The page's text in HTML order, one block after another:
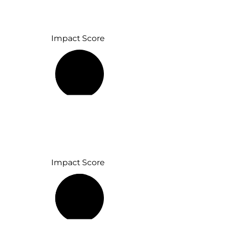
Impact Score
Impact Score